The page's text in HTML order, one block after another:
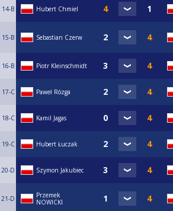
14-B Hubert Chmiel
15-B Sebastian Czerw
16-B Piotr Kleinschmidt
17-C Paweł Rózga
18-C Kamil Jagas
19-C Hubert Łuczak
20-D Szymon Jakubiec
21-D
Przemek
NOWICKI